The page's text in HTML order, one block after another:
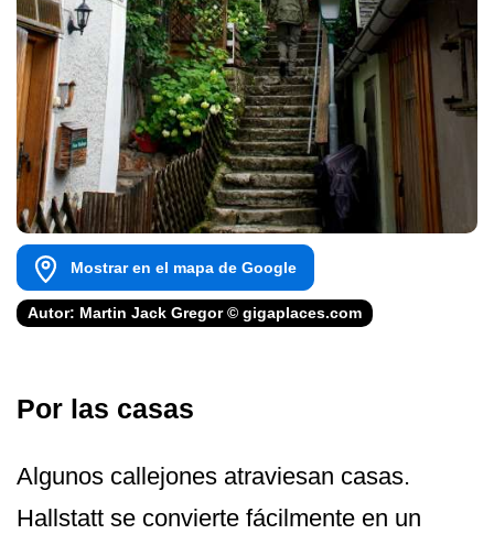
Mostrar en el mapa de Google
Autor: Martin Jack Gregor © gigaplaces.com
Por las casas
Algunos callejones atraviesan casas.
Hallstatt se convierte fácilmente en un